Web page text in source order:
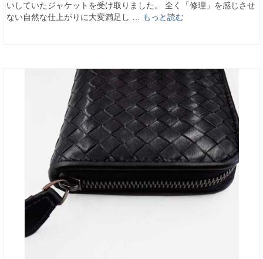
いしていたジャケットを受け取りました。 全く「修理」を感じさせ
ない自然な仕上がりに大変満足し …
もっと読む